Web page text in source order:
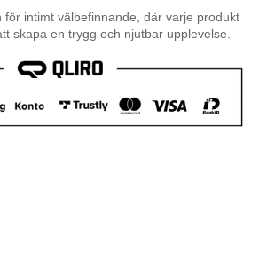
för intimt välbefinnande, där varje produkt
skapa en trygg och njutbar upplevelse.